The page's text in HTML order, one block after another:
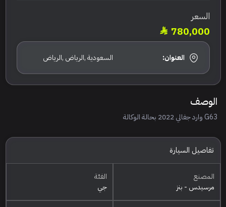
السعر
780,000
العنوان: السعودية ,الرياض ,الرياض
الوصف
G63 وارد جفالي 2022 بحالة الوكالة
تفاصيل السيارة
المصنع
مرسيدس - بنز
الفئة
جي